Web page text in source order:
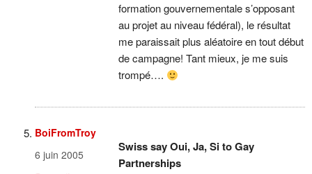
formation gouvernementale s’opposant
au projet au niveau fédéral), le résultat
me paraissait plus aléatoire en tout début
de campagne! Tant mieux, je me suis
trompé….
BoiFromTroy
6 juin 2005
Swiss say Oui, Ja, Si to Gay
Partnerships